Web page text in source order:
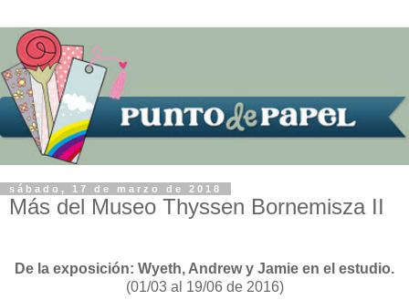
sábado, 17 de marzo de 2018
Más del Museo Thyssen Bornemisza II
De la exposición: Wyeth, Andrew y Jamie en el estudio.
(01/03 al 19/06 de 2016)